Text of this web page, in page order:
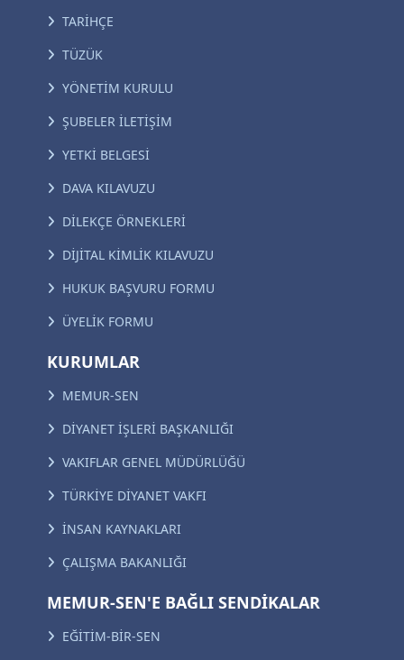
TARİHÇE
TÜZÜK
YÖNETİM KURULU
ŞUBELER İLETİŞİM
YETKİ BELGESİ
DAVA KILAVUZU
DİLEKÇE ÖRNEKLERİ
DİJİTAL KİMLİK KILAVUZU
HUKUK BAŞVURU FORMU
ÜYELİK FORMU
KURUMLAR
MEMUR-SEN
DİYANET İŞLERİ BAŞKANLIĞI
VAKIFLAR GENEL MÜDÜRLÜĞÜ
TÜRKİYE DİYANET VAKFI
İNSAN KAYNAKLARI
ÇALIŞMA BAKANLIĞI
MEMUR-SEN'E BAĞLI SENDİKALAR
EĞİTİM-BİR-SEN